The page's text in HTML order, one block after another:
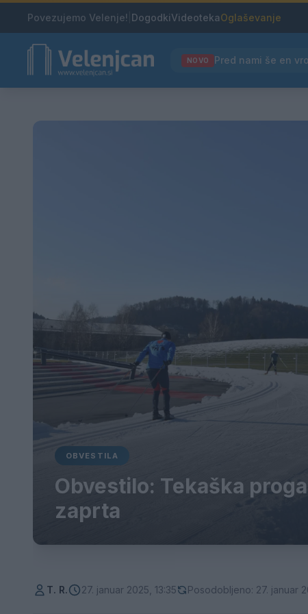
Povezujemo Velenje! DogodkiVideotekaOglaševanje
NOVO
OBVESTILA
Obvestilo: Tekaška
zaprta
T. R. 27. januar 2025, 13:35 Posodobljeno: 27. januar